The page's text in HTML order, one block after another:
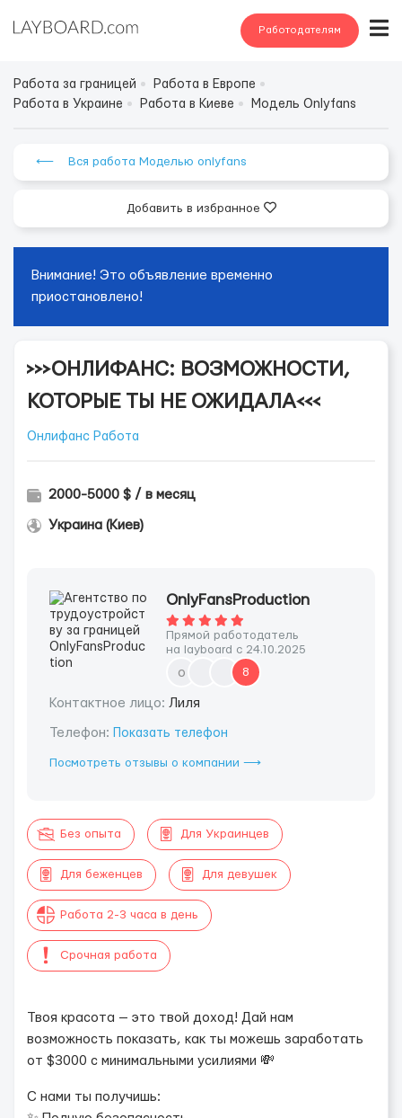
Работодателям
Работа за границей
Работа в Европе
Работа в Украине
Работа в Киеве Модель Onlyfans
⟵ Вся работа Моделью onlyfans
Добавить в избранное
Внимание! Это объявление временно
приостановлено!
>>>ОНЛИФАНС: ВОЗМОЖНОСТИ,
КОТОРЫЕ ТЫ НЕ ОЖИДАЛА<<<
Онлифанс Работа
2000-5000 $ / в месяц
Украина (Киев)
OnlyFansProduction
Прямой работодатель
на layboard с 24.10.2025
o 8
Контактное лицо: Лиля
Телефон: Показать телефон
Посмотреть отзывы о компании ⟶
Без опыта Для Украинцев
Для беженцев Для девушек
Работа 2-3 часа в день
Срочная работа
Твоя красота — это твой доход! Дай нам
возможность показать, как ты можешь заработать
от $3000 с минимальными усилиями 💸
С нами ты получишь: